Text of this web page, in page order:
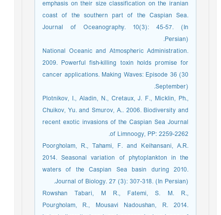
emphasis on their size classification on the iranian
coast of the southern part of the Caspian Sea.
Journal of Oceanography. 10(3): 45-57. (In
Persian).
National Oceanic and Atmospheric Administration.
2009. Powerful fish-killing toxin holds promise for
cancer applications. Making Waves: Episode 36 (30
September).
Plotnikov, I., Aladin, N., Cretaux, J. F., Micklin, Ph.,
Chuikov, Yu. and Smurov, A.. 2006. Biodiversity and
recent exotic invasions of the Caspian Sea Journal
of Limnoogy, PP: 2259-2262.
Poorgholam, R., Tahami, F. and Keihansani, A.R.
2014. Seasonal variation of phytoplankton in the
waters of the Caspian Sea basin during 2010.
Journal of Biology. 27 (3): 307-318. (In Persian).
Rowshan Tabari, M R., Fatemi, S. M. R.,
Pourgholam, R., Mousavi Nadoushan, R. 2014.